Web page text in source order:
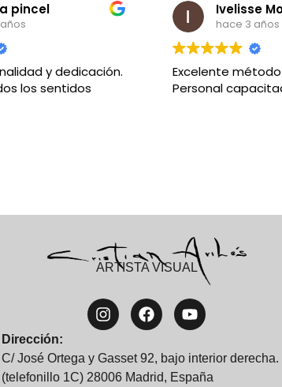
pincel
y dedicación.
los sentidos
Ivelisse
hace 3 años
Excelente
Personal
ARTISTA VISUAL
Dirección:
C/ José Ortega y Gasset 92, bajo interior derecha.
(telefonillo 1C) 28006 Madrid, España